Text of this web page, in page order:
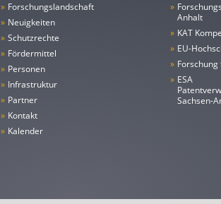
» Forschungs­landschaft
» Neuigkeiten
» Schutzrechte
» Fördermittel
» Personen
» Infrastruktur
» Partner
» Kontakt
» Kalender
»
Anhalt
» KAT
» EU-
»
» ESA
Sachsen-